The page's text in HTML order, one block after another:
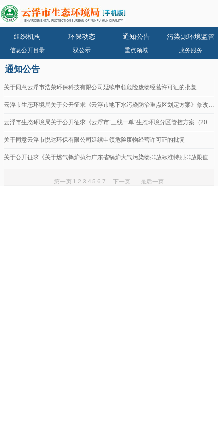
组织机构 环保动态 通知公告 污染源环境监管
信息公开目录 双公示 重点领域 政务服务
通知公告
关于同意云浮市浩荣环保科技有限公司延续申领危险废物经营许可证的批复
云浮市生态环境局关于公开征求《云浮市地下水污染防治重点区划定方案》修改意见单的公...
云浮市生态环境局关于公开征求《云浮市“三线一单”生态环境分区管控方案（2024版...
关于同意云浮市悦达环保有限公司延续申领危险废物经营许可证的批复
关于公开征求《关于燃气锅炉执行广东省锅炉大气污染物排放标准特别排放限值的公告》等...
第一页 1 2 3 4 5 6 7 下一页 最后一页